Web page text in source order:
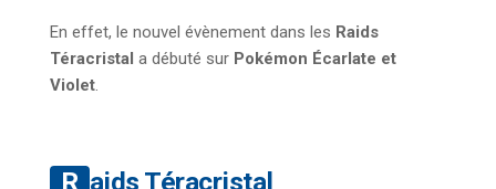
En effet, le nouvel évènement dans les Raids
Téracristal a débuté sur Pokémon Écarlate et
Violet.
Raids Téracristal